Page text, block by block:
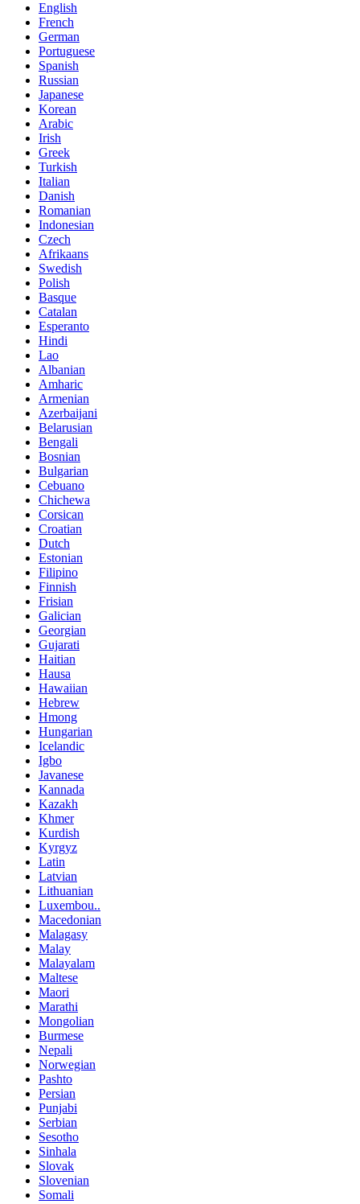
English
French
German
Portuguese
Spanish
Russian
Japanese
Korean
Arabic
Irish
Greek
Turkish
Italian
Danish
Romanian
Indonesian
Czech
Afrikaans
Swedish
Polish
Basque
Catalan
Esperanto
Hindi
Lao
Albanian
Amharic
Armenian
Azerbaijani
Belarusian
Bengali
Bosnian
Bulgarian
Cebuano
Chichewa
Corsican
Croatian
Dutch
Estonian
Filipino
Finnish
Frisian
Galician
Georgian
Gujarati
Haitian
Hausa
Hawaiian
Hebrew
Hmong
Hungarian
Icelandic
Igbo
Javanese
Kannada
Kazakh
Khmer
Kurdish
Kyrgyz
Latin
Latvian
Lithuanian
Luxembou..
Macedonian
Malagasy
Malay
Malayalam
Maltese
Maori
Marathi
Mongolian
Burmese
Nepali
Norwegian
Pashto
Persian
Punjabi
Serbian
Sesotho
Sinhala
Slovak
Slovenian
Somali